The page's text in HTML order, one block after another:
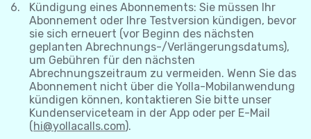
Kündigung eines Abonnements: Sie müssen Ihr
Abonnement oder Ihre Testversion kündigen, bevor
sie sich erneuert (vor Beginn des nächsten
geplanten Abrechnungs-/Verlängerungsdatums),
um Gebühren für den nächsten
Abrechnungszeitraum zu vermeiden. Wenn Sie das
Abonnement nicht über die Yolla-Mobilanwendung
kündigen können, kontaktieren Sie bitte unser
Kundenserviceteam in der App oder per E-Mail
(hi@yollacalls.com).